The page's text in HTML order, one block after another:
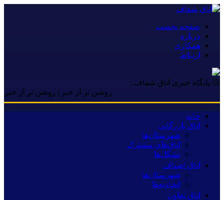
صفحه نخست
درباره
همکاری
ارتباط
۞ پایگاه خبری اتاق شفاف :
روشن تر از خبر | روشن تر از خبر |
خانه
اتاق بازرگانی
شهرستان‌ها
اتاق‌های مشترک
تشکل‌ها
اتاق اصناف
شهرستان‌ها
اتحادیه‌ها
اتاق تعاون